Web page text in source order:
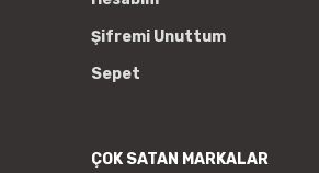
Şifremi Unuttum
Sepet
ÇOK SATAN MARKALAR